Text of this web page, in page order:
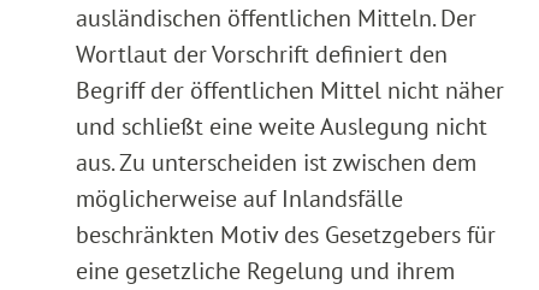
ausländischen öffentlichen Mitteln. Der
Wortlaut der Vorschrift definiert den
Begriff der öffentlichen Mittel nicht näher
und schließt eine weite Auslegung nicht
aus. Zu unterscheiden ist zwischen dem
möglicherweise auf Inlandsfälle
beschränkten Motiv des Gesetzgebers für
eine gesetzliche Regelung und ihrem